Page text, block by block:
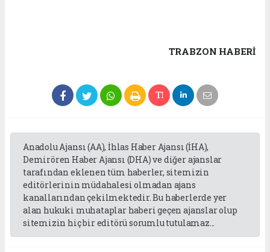
TRABZON HABERİ
Anadolu Ajansı (AA), İhlas Haber Ajansı (İHA),
Demirören Haber Ajansı (DHA) ve diğer ajanslar
tarafından eklenen tüm haberler, sitemizin
editörlerinin müdahalesi olmadan ajans
kanallarından çekilmektedir. Bu haberlerde yer
alan hukuki muhataplar haberi geçen ajanslar olup
sitemizin hiç bir editörü sorumlu tutulamaz...